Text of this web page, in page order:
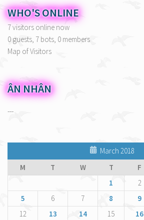
WHO'S ONLINE
7 visitors online now
0 guests, 7 bots, 0 members
Map of Visitors
ÂN NHÂN
---
March 2018
M
T W T F
1
2
5
6 7 8 9
12
13 14 15 16